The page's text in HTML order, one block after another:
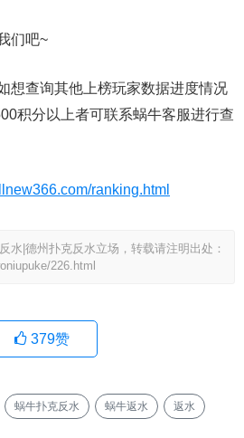
们吧~
想查询其他上榜玩家数据进度情况
积分以上者可联系蜗牛客服进行查
ranking.html
水|德州扑克反水立场，转载请注明出处：
226.html
379赞
蜗牛扑克反水 蜗牛返水 返水